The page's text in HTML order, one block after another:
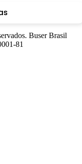
Buser Brasil
81